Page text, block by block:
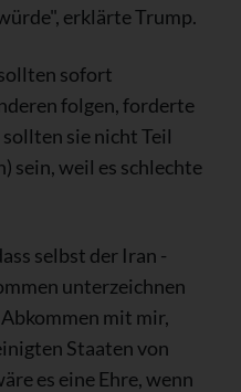
erklärte Trump.
sofort
folgen, forderte
sie nicht Teil
sein, weil es schlechte
selbst der Iran -
unterzeichnen
mit mir,
Staaten von
es eine Ehre, wenn